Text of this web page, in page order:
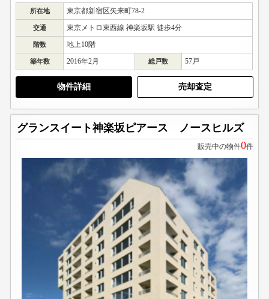
所在地 東京都新宿区矢来町78-2
交通 東京メトロ東西線 神楽坂駅 徒歩4分
階数 地上10階
築年数 2016年2月 総戸数 57戸
物件詳細 売却査定
グランスイート神楽坂ピアース ノースヒルズ
販売中の物件0件